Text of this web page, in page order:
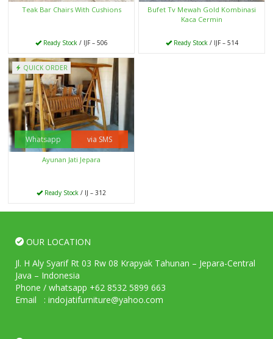
Teak Bar Chairs With Cushions
Ready Stock/ IJF – 506
Bufet Tv Mewah Gold Kombinasi
Kaca Cermin
Ready Stock/ IJF – 514
QUICK ORDER
Whatsapp via SMS
Ayunan Jati Jepara
Ready Stock / IJ – 312
OUR LOCATION
Jl. H Aly Syarif Rt 03 Rw 08 Krapyak Tahunan – Jepara-Central
Java – Indonesia
Phone / whatsapp +62 8532 5899 663
Email : indojatifurniture@yahoo.com